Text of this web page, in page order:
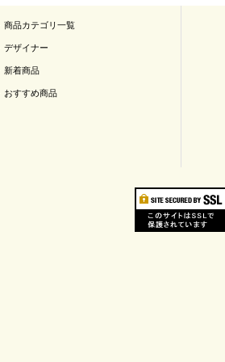
商品カテゴリ一覧
デザイナー
新着商品
おすすめ商品